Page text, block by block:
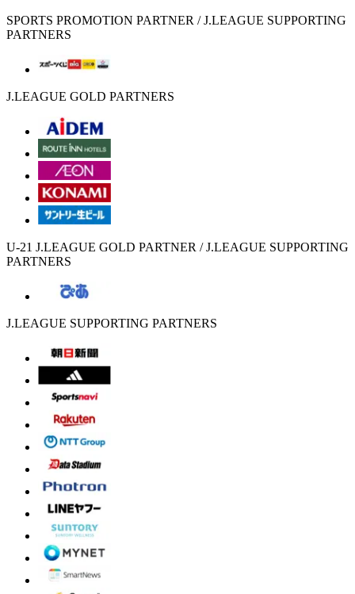
SPORTS PROMOTION PARTNER / J.LEAGUE SUPPORTING
PARTNERS
J.LEAGUE GOLD PARTNERS
U-21 J.LEAGUE GOLD PARTNER / J.LEAGUE SUPPORTING
PARTNERS
J.LEAGUE SUPPORTING PARTNERS